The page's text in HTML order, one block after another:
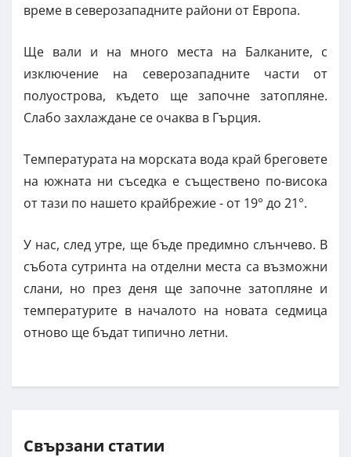
време в северозападните райони от Европа.
Ще вали и на много места на Балканите, с
изключение на северозападните части от
полуострова, където ще започне затопляне.
Слабо захлаждане се очаква в Гърция.
Температурата на морската вода край бреговете
на южната ни съседка е съществено по-висока
от тази по нашето крайбрежие - от 19° до 21°.
У нас, след утре, ще бъде предимно слънчево. В
събота сутринта на отделни места са възможни
слани, но през деня ще започне затопляне и
температурите в началото на новата седмица
отново ще бъдат типично летни.
Свързани статии